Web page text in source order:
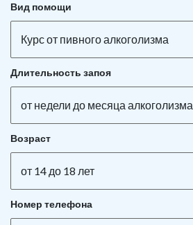
Вид помощи
Курс от пивного алкоголизма
Длительность запоя
от недели до месяца алкоголизма
Возраст
от 14 до 18 лет
Номер телефона